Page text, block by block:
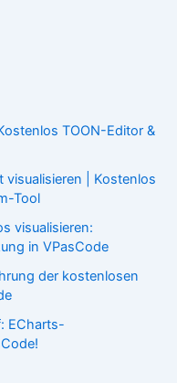
TOON-Editor &
visualisieren | Kostenlos
Tool
visualisieren:
in VPasCode
der kostenlosen
ECharts-